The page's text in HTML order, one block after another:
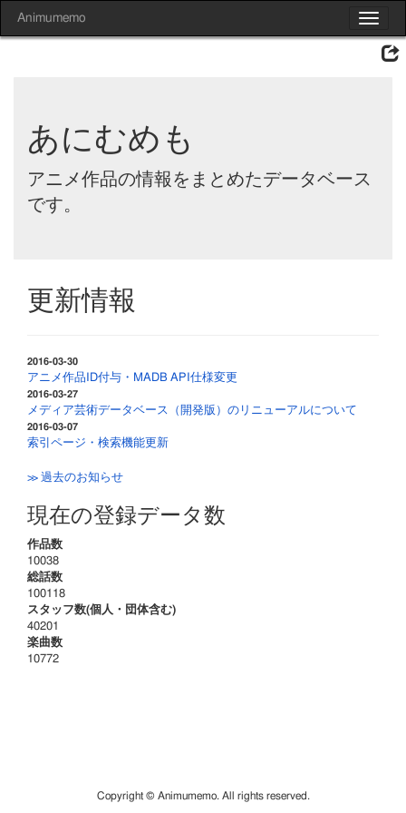
Toggle
Animumemo
あにむめも
アニメ作品の情報をまとめたデータベース
です。
更新情報
2016-03-30
アニメ作品ID付与・MADB API仕様変更
2016-03-27
メディア芸術データベース（開発版）のリニューアルについて
2016-03-07
索引ページ・検索機能更新
≫ 過去のお知らせ
現在の登録データ数
作品数
10038
総話数
100118
スタッフ数(個人・団体含む)
40201
楽曲数
10772
Copyright © Animumemo. All rights reserved.